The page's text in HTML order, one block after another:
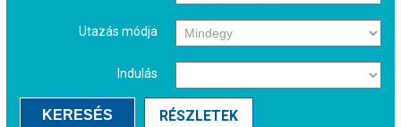
Utazás módja
Indulás
KERESÉS RÉSZLETEK